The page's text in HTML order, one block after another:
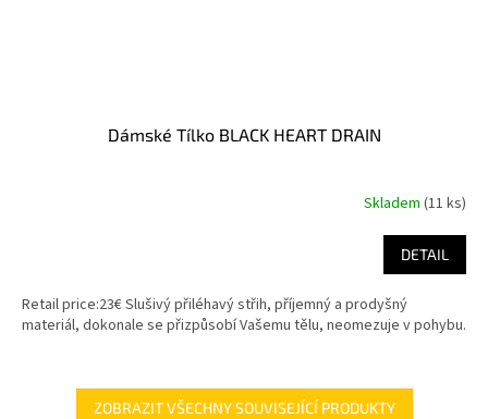
Dámské Tílko BLACK HEART DRAIN
Skladem (11 ks)
DETAIL
Retail price:23€ Slušivý přiléhavý střih, příjemný a prodyšný
materiál, dokonale se přizpůsobí Vašemu tělu, neomezuje v pohybu.
ZOBRAZIT VŠECHNY SOUVISEJÍCÍ PRODUKTY